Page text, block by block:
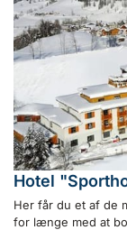
Hotel
Her får du et af de
for længe med at